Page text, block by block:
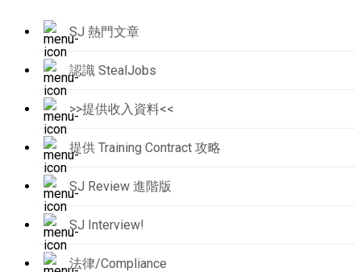
SJ 熱門文章
認識 StealJobs
>>提供收入資料<<
提供 Training Contract 攻略
SJ Review 進階版
SJ Interview!
法律/Compliance